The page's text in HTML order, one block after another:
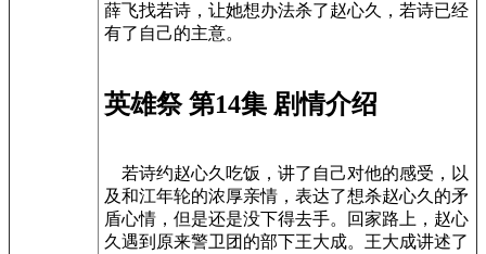
薛飞找若诗，让她想办法杀了赵心久，若诗已经
有了自己的主意。
英雄祭 第14集 剧情介绍
若诗约赵心久吃饭，讲了自己对他的感受，以
及和江年轮的浓厚亲情，表达了想杀赵心久的矛
盾心情，但是还是没下得去手。回家路上，赵心
久遇到原来警卫团的部下王大成。王大成讲述了